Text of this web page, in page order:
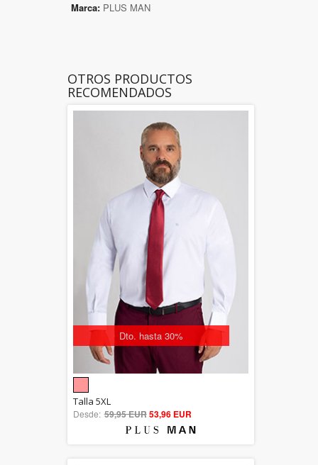
Marca: PLUS MAN
OTROS PRODUCTOS
RECOMENDADOS
Dto. hasta 30%
out of 5
Talla 5XL
Desde: 59,95 EUR53,96 EUR